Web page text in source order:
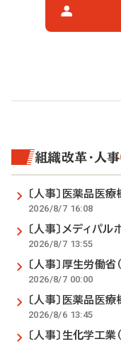
組織改革・人事
〔人事〕医薬品医
2026/8/7 16:08
〔人事〕メディパ
2026/8/7 13:55
〔人事〕厚生労働省
2026/8/7 00:00
〔人事〕医薬品医
2026/8/6 13:45
〔人事〕生化学工業